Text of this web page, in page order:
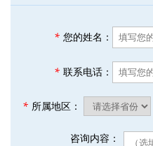
* 您的姓名：
* 联系电话：
* 所属地区：
咨询内容：